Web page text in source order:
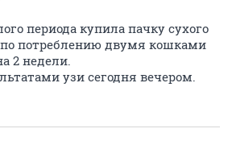
периода купила пачку сухого
по потреблению двумя кошками
2 недели.
узи сегодня вечером.